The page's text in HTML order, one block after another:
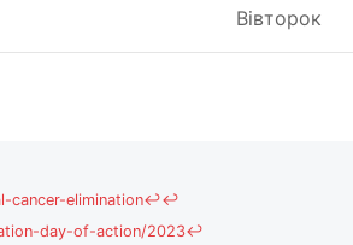
Вівторок
elimination↩↩
day-of-action/2023↩